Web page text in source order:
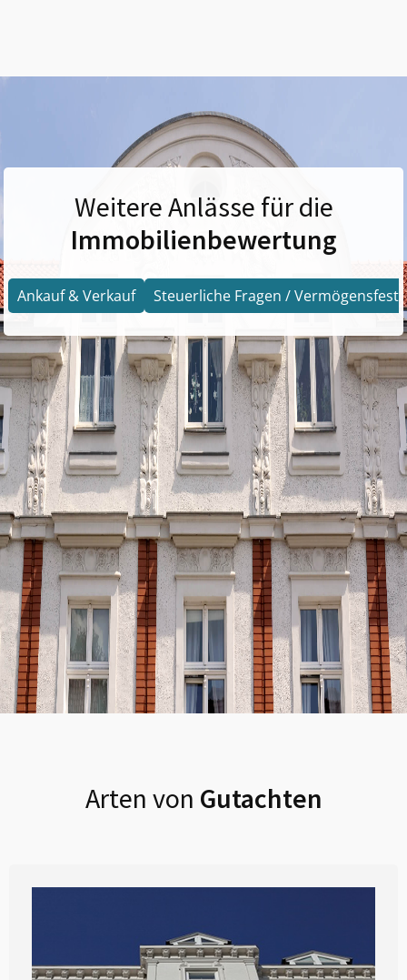
Weitere Anlässe für die
Immobilienbewertung
Ankauf & Verkauf Steuerliche Fragen /
Arten von Gutachten